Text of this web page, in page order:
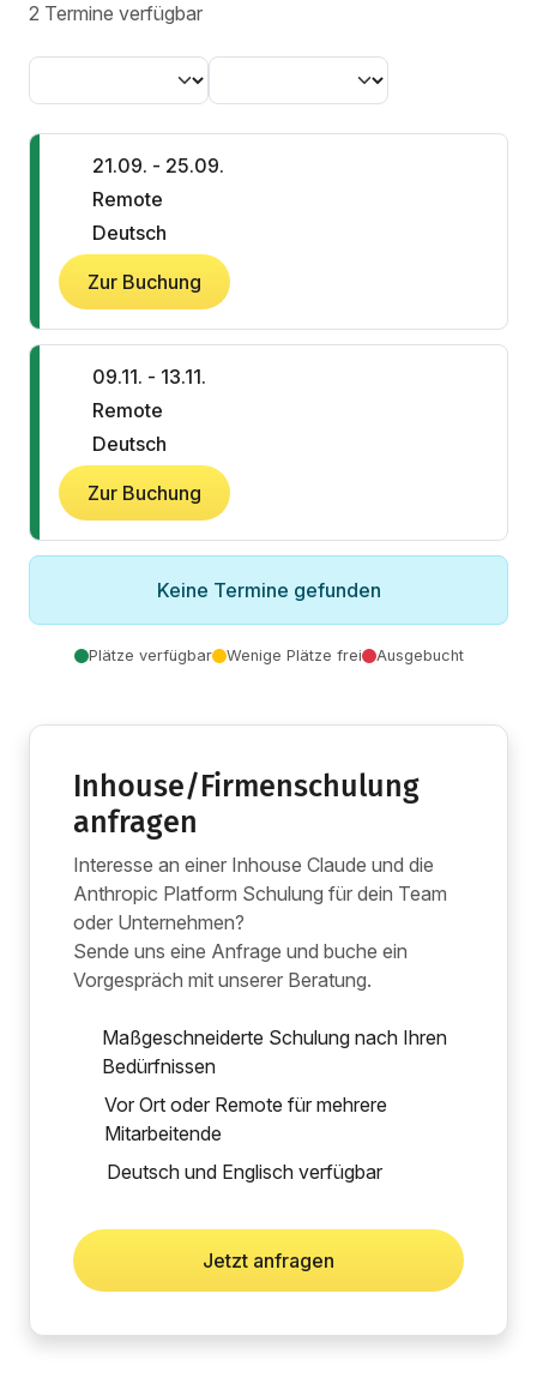
2 Termine verfügbar
21.09. - 25.09.
Remote
Deutsch
Zur Buchung
09.11. - 13.11.
Remote
Deutsch
Zur Buchung
Keine Termine gefunden
Plätze verfügbar Wenige Plätze frei Ausgebucht
Inhouse/Firmenschulung
anfragen
Interesse an einer Inhouse Claude und die
Anthropic Platform Schulung für dein Team
oder Unternehmen?
Sende uns eine Anfrage und buche ein
Vorgespräch mit unserer Beratung.
Maßgeschneiderte Schulung nach Ihren
Bedürfnissen
Vor Ort oder Remote für mehrere
Mitarbeitende
Deutsch und Englisch verfügbar
Jetzt anfragen